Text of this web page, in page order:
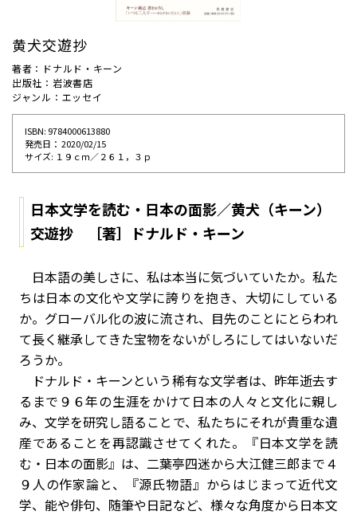
黄犬交遊抄
著者：ドナルド・キーン
出版社：岩波書店
ジャンル：エッセイ
ISBN: 9784000613880
発売⽇： 2020/02/15
サイズ: １９ｃｍ／２６１，３ｐ
日本文学を読む・日本の面影／黄犬（キーン）
交遊抄 ［著］ドナルド・キーン
日本語の美しさに、私は本当に気づいていたか。私た
ちは日本の文化や文学に誇りを抱き、大切にしている
か。グローバル化の波に流され、目先のことにとらわれ
て長く継承してきた宝物をないがしろにしてはいないだ
ろうか。
ドナルド・キーンという稀有な文学者は、昨年逝去す
るまで９６年の生涯をかけて日本の人々と文化に親し
み、文学を研究し語ることで、私たちにそれが貴重な遺
産であることを再認識させてくれた。『日本文学を読
む・日本の面影』は、二葉亭四迷から大江健三郎まで４
９人の作家論と、『源氏物語』からはじまって近代文
学、能や俳句、随筆や日記など、様々な角度から日本文